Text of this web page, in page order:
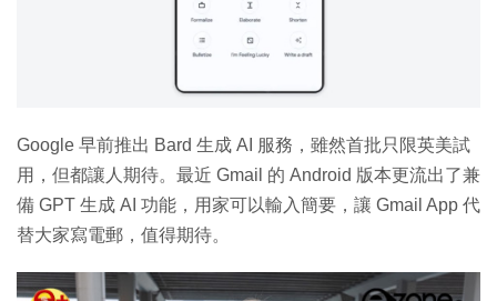
Google 早前推出 Bard 生成 AI 服務，雖然首批只限英美試
用，但都讓人期待。最近 Gmail 的 Android 版本更流出了兼
備 GPT 生成 AI 功能，用家可以輸入簡要，讓 Gmail App 代
替大家寫電郵，值得期待。